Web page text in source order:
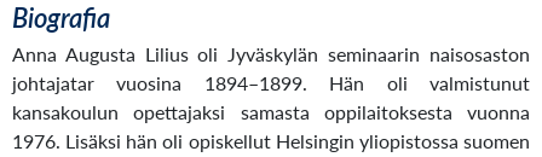
Biografia
Anna Augusta Lilius oli Jyväskylän seminaarin naisosaston
johtajatar vuosina 1894–1899. Hän oli valmistunut
kansakoulun opettajaksi samasta oppilaitoksesta vuonna
1976. Lisäksi hän oli opiskellut Helsingin yliopistossa suomen